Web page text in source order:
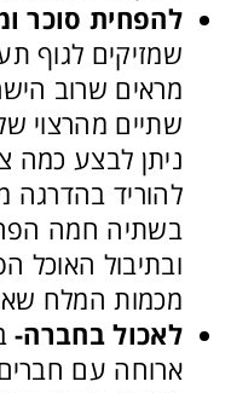
להפחית סוכר
שמזיקים לגוף
מראים שרוב
שתיים מהרצוי
ניתן לבצע כמה
להוריד בהדרגה
בשתיה חמה
ובתיבול האוכל
מכמות המלח
לאכול בחברה-
ארוחה עם